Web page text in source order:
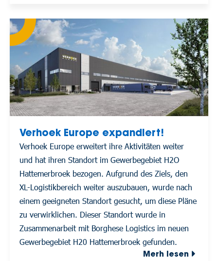
Verhoek Europe expandiert!
Verhoek Europe erweitert ihre Aktivitäten weiter
und hat ihren Standort im Gewerbegebiet H2O
Hattemerbroek bezogen. Aufgrund des Ziels, den
XL-Logistikbereich weiter auszubauen, wurde nach
einem geeigneten Standort gesucht, um diese Pläne
zu verwirklichen. Dieser Standort wurde in
Zusammenarbeit mit Borghese Logistics im neuen
Gewerbegebiet H20 Hattemerbroek gefunden.
Merh lesen